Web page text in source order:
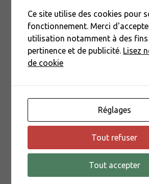
Publié le 09/02/2026
Qu’est-ce que
Ce site utilise des cookies pour
fonctionnement. Merci
utilisation notamment à des
pertinence et de publicité. Lisez
de cookie
Réglages
Tout refuser
Tout accepter